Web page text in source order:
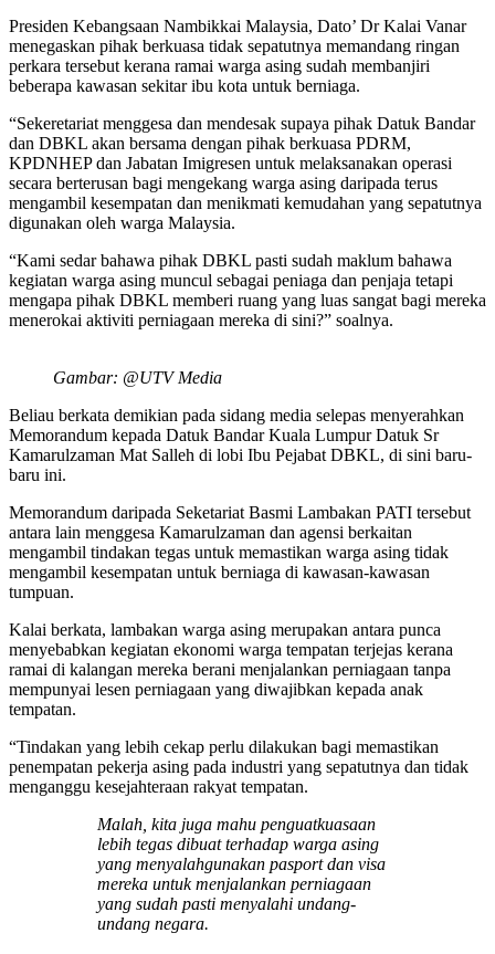
Presiden Kebangsaan Nambikkai Malaysia, Dato’ Dr Kalai Vanar
menegaskan pihak berkuasa tidak sepatutnya memandang ringan
perkara tersebut kerana ramai warga asing sudah membanjiri
beberapa kawasan sekitar ibu kota untuk berniaga.
“Sekeretariat menggesa dan mendesak supaya pihak Datuk Bandar
dan DBKL akan bersama dengan pihak berkuasa PDRM,
KPDNHEP dan Jabatan Imigresen untuk melaksanakan operasi
secara berterusan bagi mengekang warga asing daripada terus
mengambil kesempatan dan menikmati kemudahan yang sepatutnya
digunakan oleh warga Malaysia.
“Kami sedar bahawa pihak DBKL pasti sudah maklum bahawa
kegiatan warga asing muncul sebagai peniaga dan penjaja tetapi
mengapa pihak DBKL memberi ruang yang luas sangat bagi mereka
menerokai aktiviti perniagaan mereka di sini?” soalnya.
Gambar: @UTV Media
Beliau berkata demikian pada sidang media selepas menyerahkan
Memorandum kepada Datuk Bandar Kuala Lumpur Datuk Sr
Kamarulzaman Mat Salleh di lobi Ibu Pejabat DBKL, di sini baru-
baru ini.
Memorandum daripada Seketariat Basmi Lambakan PATI tersebut
antara lain menggesa Kamarulzaman dan agensi berkaitan
mengambil tindakan tegas untuk memastikan warga asing tidak
mengambil kesempatan untuk berniaga di kawasan-kawasan
tumpuan.
Kalai berkata, lambakan warga asing merupakan antara punca
menyebabkan kegiatan ekonomi warga tempatan terjejas kerana
ramai di kalangan mereka berani menjalankan perniagaan tanpa
mempunyai lesen perniagaan yang diwajibkan kepada anak
tempatan.
“Tindakan yang lebih cekap perlu dilakukan bagi memastikan
penempatan pekerja asing pada industri yang sepatutnya dan tidak
menganggu kesejahteraan rakyat tempatan.
Malah, kita juga mahu penguatkuasaan
lebih tegas dibuat terhadap warga asing
yang menyalahgunakan pasport dan visa
mereka untuk menjalankan perniagaan
yang sudah pasti menyalahi undang-
undang negara.